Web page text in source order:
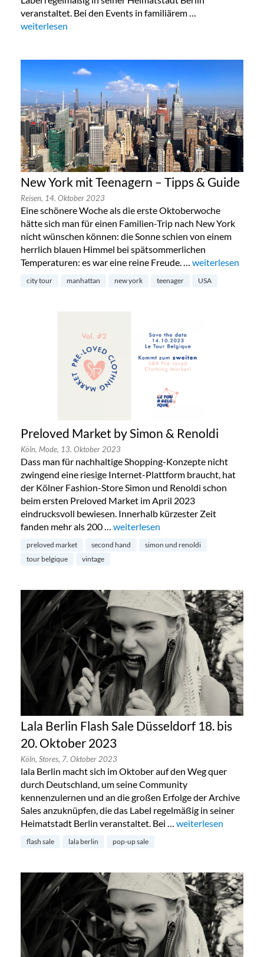
veranstaltet. Bei den Events in familiärem …
„Lala Berlin Flash Sale in München 24. bis 26.Oktober 2023“
weiterlesen
New York mit Teenagern – Tipps & Guide
Reisen, 14. Oktober 2023
Eine schönere Woche als die erste Oktoberwoche
hätte sich man für einen Familien-Trip nach New York
nicht wünschen können: die Sonne schien von einem
herrlich blauen Himmel bei spätsommerlichen
Temperaturen: es war eine reine Freude. … „New York mit
weiterlesen
city tour manhattan new york teenager USA
Preloved Market by Simon & Renoldi
Köln, Mode, 13. Oktober 2023
Dass man für nachhaltige Shopping-Konzepte nicht
zwingend eine riesige Internet-Plattform braucht, hat
der Kölner Fashion-Store Simon und Renoldi schon
beim ersten Preloved Market im April 2023
eindrucksvoll bewiesen. Innerhalb kürzester Zeit
fanden mehr als 200 … „Preloved Market by Simon &
weiterlesen
preloved market second hand
simon und renoldi
tour belgique
vintage
Lala Berlin Flash Sale Düsseldorf 18. bis
20. Oktober 2023
Köln, Stores, 7. Oktober 2023
lala Berlin macht sich im Oktober auf den Weg quer
durch Deutschland, um seine Community
kennenzulernen und an die großen Erfolge der Archive
Sales anzuknüpfen, die das Label regelmäßig in seiner
Heimatstadt Berlin veranstaltet. Bei … „Lala Berlin Flash
weiterlesen
flash sale lala berlin pop-up sale